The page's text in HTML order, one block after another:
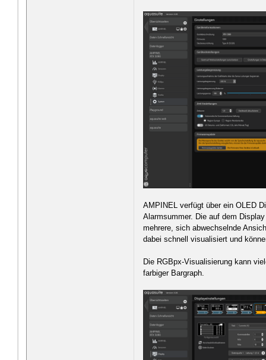
AMPINEL verfügt über ein OLED
Alarmsummer. Die auf dem
mehrere, sich abwechselnde
dabei schnell visualisiert und
Die RGBpx-Visualisierung kann
farbiger Bargraph.